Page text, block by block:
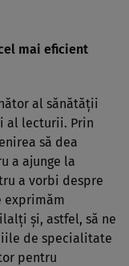
mai eficient
al sănătăţii
al lecturii. Prin
să dea
a ajunge la
a vorbi despre
exprimăm
şi, astfel, să ne
de specialitate
pentru